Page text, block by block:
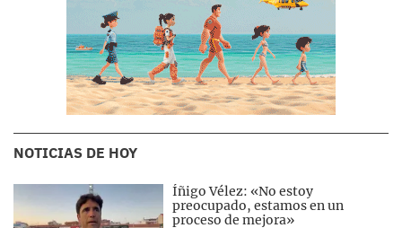
NOTICIAS DE HOY
Íñigo Vélez: «No estoy
preocupado, estamos en un
proceso de mejora»